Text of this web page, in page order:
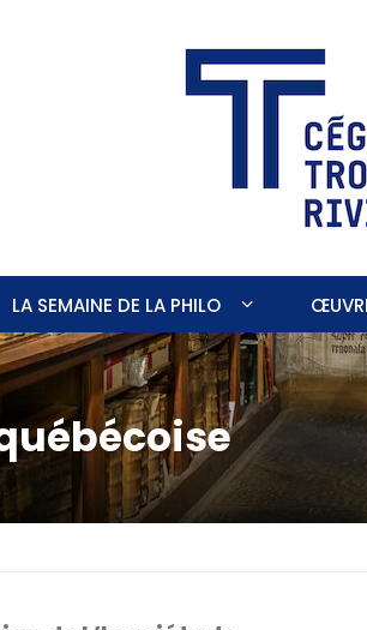
LA SEMAINE DE LA PHILO